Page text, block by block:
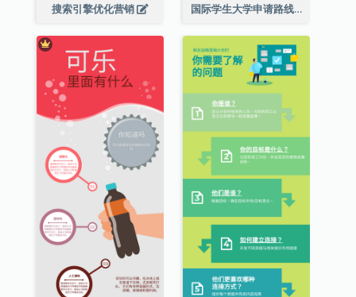
搜索引擎优化营销 国际学生大学申请路线图